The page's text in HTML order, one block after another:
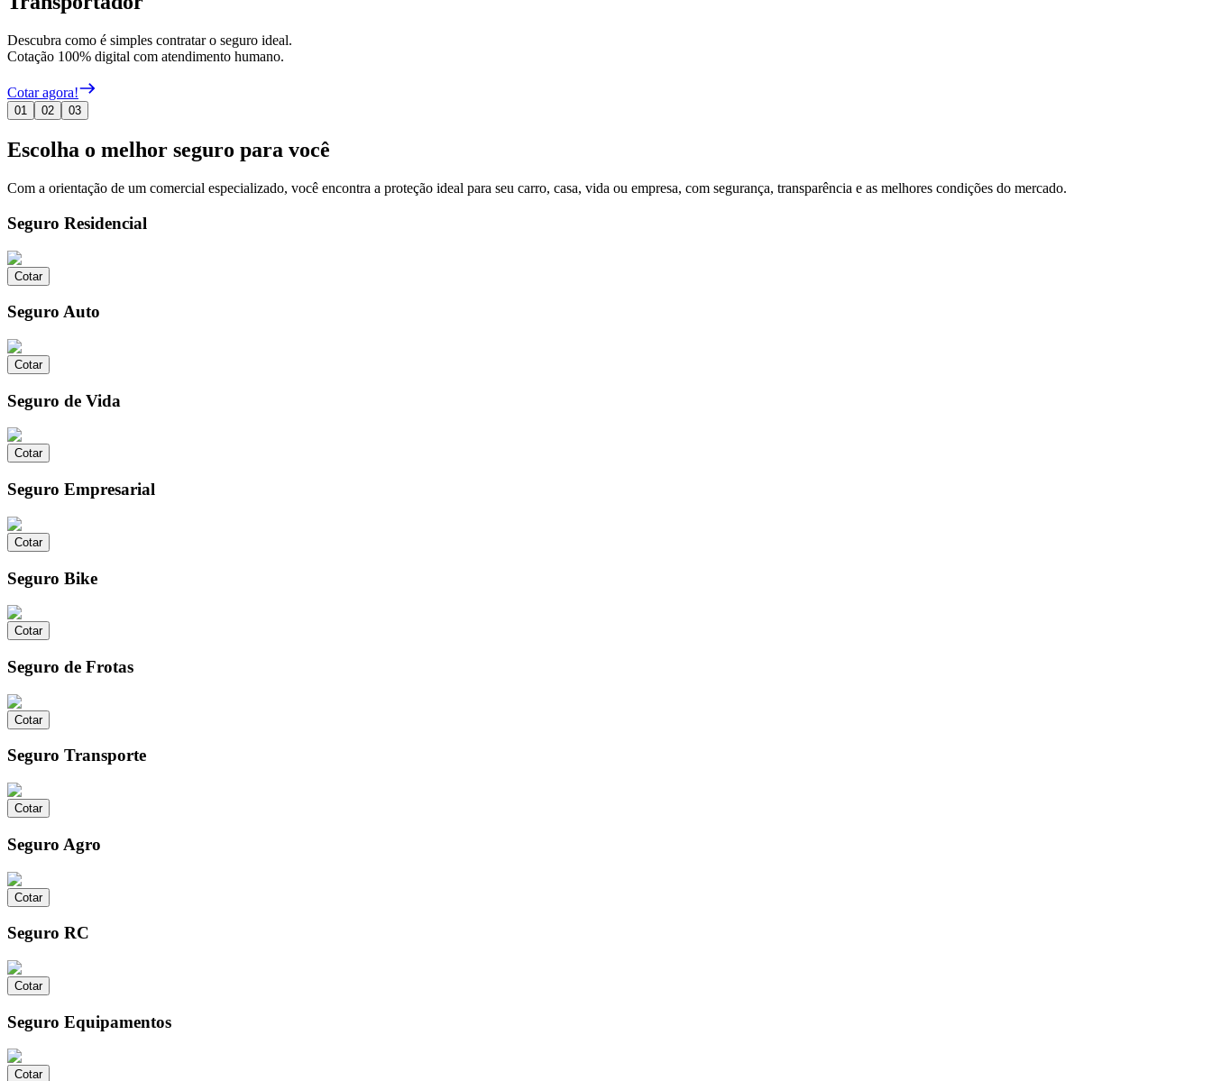
Descubra como é simples contratar o seguro ideal.
Cotação 100% digital com atendimento humano.
Cotar agora!
01 02 03
Escolha o melhor seguro para você
Com a orientação de um comercial especializado, você encontra a proteção ideal para seu carro, casa, vida ou empresa, com segurança, transparência e as melhores condições do mercado.
Seguro Residencial
Cotar
Seguro Auto
Cotar
Seguro de Vida
Cotar
Seguro Empresarial
Cotar
Seguro Bike
Cotar
Seguro de Frotas
Cotar
Seguro Transporte
Cotar
Seguro Agro
Cotar
Seguro RC
Cotar
Seguro Equipamentos
Cotar